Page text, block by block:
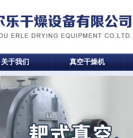
关于我们 真空干燥机